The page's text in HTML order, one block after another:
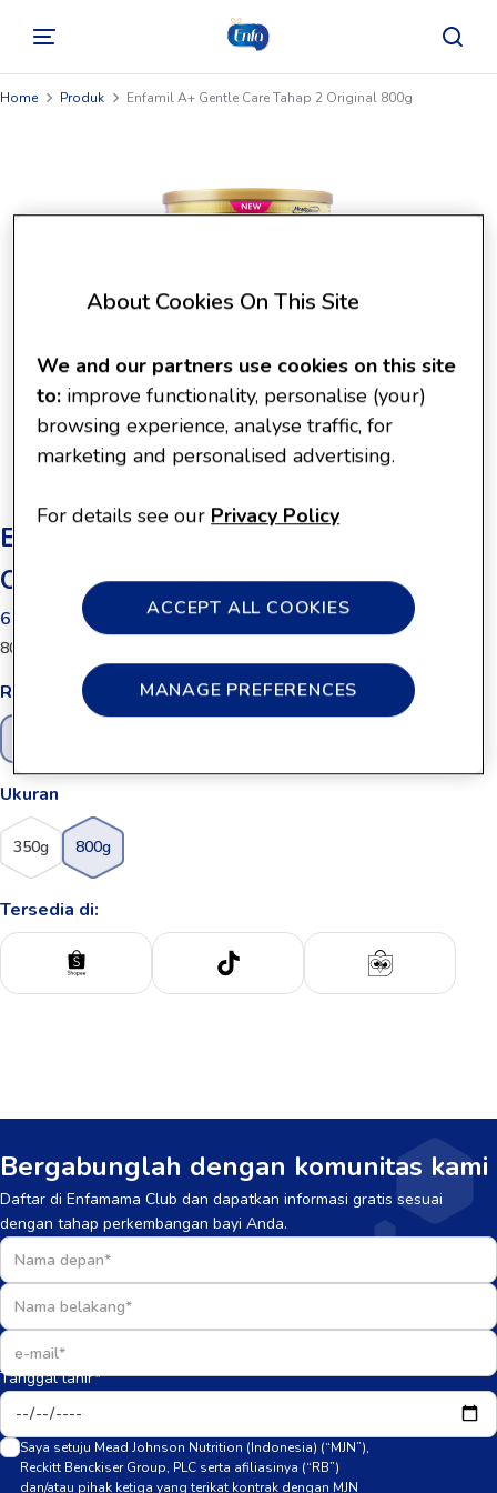
Home Produk Enfamil A+ Gentle Care Tahap 2 Original 800g
Enfamil A+ Gentle Care Tahap 2
Original 800g
6 - 12 Bulan
800g
Rasa
Ukuran
350g 800g
Tersedia di:
Bergabunglah dengan komunitas kami
Daftar di Enfamama Club dan dapatkan informasi gratis sesuai
dengan tahap perkembangan bayi Anda.
Tanggal lahir*
Saya setuju Mead Johnson Nutrition (Indonesia) (“MJN”),
Reckitt Benckiser Group, PLC serta afiliasinya (“RB”)
dan/atau pihak ketiga yang terikat kontrak dengan MJN
About Cookies On This Site
We and our partners use cookies on this site
to: improve functionality, personalise (your)
browsing experience, analyse traffic, for
marketing and personalised advertising.
For details see our Privacy Policy
MANAGE PREFERENCES
ACCEPT ALL COOKIES